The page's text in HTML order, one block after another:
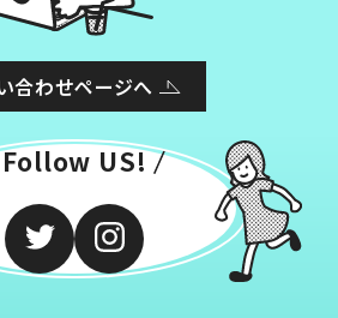
合わせページへ
Follow US!